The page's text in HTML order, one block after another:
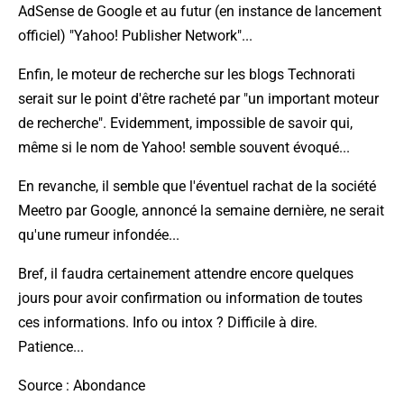
AdSense de Google et au futur (en instance de lancement
officiel) "Yahoo! Publisher Network"...
Enfin, le moteur de recherche sur les blogs Technorati
serait sur le point d'être racheté par "un important moteur
de recherche". Evidemment, impossible de savoir qui,
même si le nom de Yahoo! semble souvent évoqué...
En revanche, il semble que l'éventuel rachat de la société
Meetro par Google, annoncé la semaine dernière, ne serait
qu'une rumeur infondée...
Bref, il faudra certainement attendre encore quelques
jours pour avoir confirmation ou information de toutes
ces informations. Info ou intox ? Difficile à dire.
Patience...
Source : Abondance